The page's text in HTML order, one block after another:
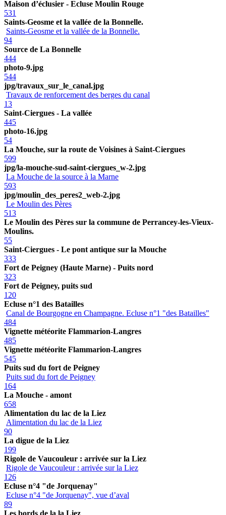
Maison d’éclusier - Ecluse Moulin Rouge
531
Saints-Geosme et la vallée de la Bonnelle.
Saints-Geosme et la vallée de la Bonnelle.
94
Source de La Bonnelle
444
photo-9.jpg
544
jpg/travaux_sur_le_canal.jpg
Travaux de renforcement des berges du canal
13
Saint-Ciergues - La vallée
445
photo-16.jpg
54
La Mouche, sur la route de Voisines à Saint-Ciergues
599
jpg/la-mouche-sud-saint-ciergues_w-2.jpg
La Mouche de la source à la Marne
593
jpg/moulin_des_peres2_web-2.jpg
Le Moulin des Pères
513
Le Moulin des Pères sur la commune de Perrancey-les-Vieux-
Moulins.
55
Saint-Ciergues - Le pont antique sur la Mouche
333
Fort de Peigney (Haute Marne) - Puits nord
323
Fort de Peigney, puits sud
120
Ecluse n°1 des Batailles
Canal de Bourgogne en Champagne. Ecluse n°1 "des Batailles"
484
Vignette météorite Flammarion-Langres
485
Vignette météorite Flammarion-Langres
545
Puits sud du fort de Peigney
Puits sud du fort de Peigney
164
La Mouche - amont
658
Alimentation du lac de la Liez
Alimentation du lac de la Liez
90
La digue de la Liez
199
Rigole de Vaucouleur : arrivée sur la Liez
Rigole de Vaucouleur : arrivée sur la Liez
126
Ecluse n°4 "de Jorquenay"
Ecluse n°4 "de Jorquenay", vue d’aval
89
Les bords de la la Liez